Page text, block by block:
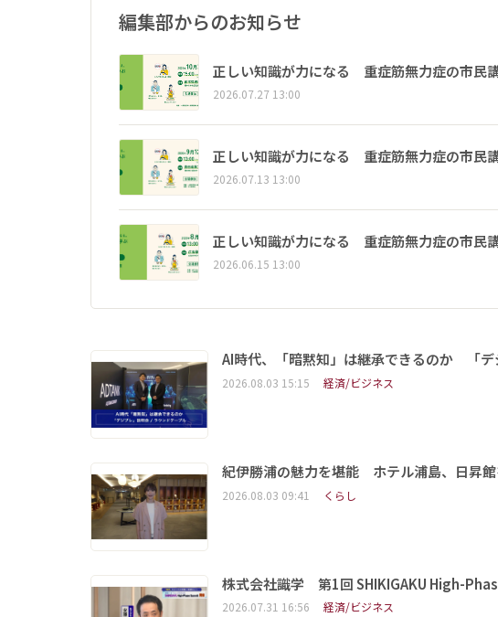
編集部からのお知らせ
正しい知識が力になる 重症筋無力症の市民
2026.07.27 13:00
正しい知識が力になる 重症筋無力症の市民
2026.07.13 13:00
正しい知識が力になる 重症筋無力症の市民
2026.06.15 13:00
AI時代、「暗黙知」は継承できるのか 「
2026.08.03 15:15 経済/ビジネス
紀伊勝浦の魅力を堪能 ホテル浦島、日昇
2026.08.03 09:41 くらし
株式会社識学 第1回 SHIKIGAKU High-
2026.07.31 16:56 経済/ビジネス